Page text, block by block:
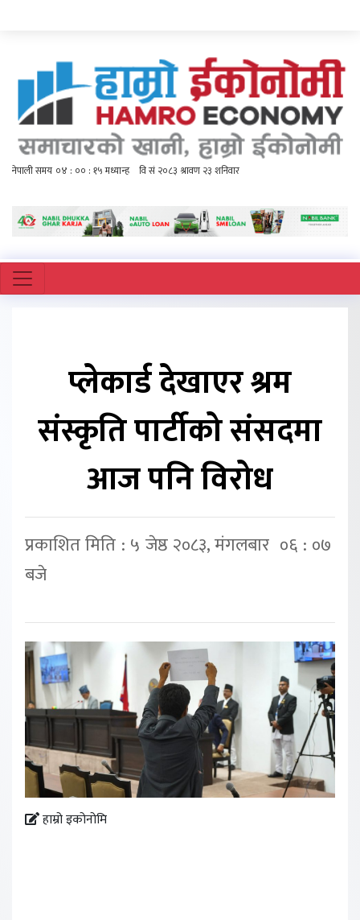
प्लेकार्ड देखाएर श्रम
संस्कृति पार्टीको संसदमा
आज पनि विरोध
प्रकाशित मिति : ५ जेष्ठ २०८३, मंगलबार ०६ : ०७
बजे
हाम्रो इकोनोमि